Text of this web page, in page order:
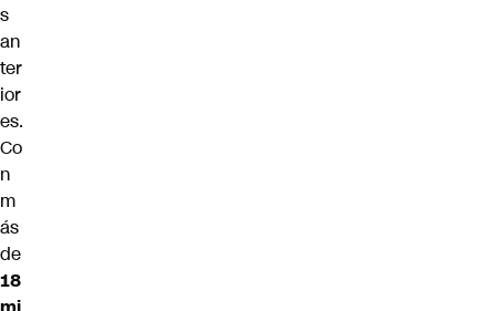
s
an
ter
ior
es.
Co
n
m
ás
de
18